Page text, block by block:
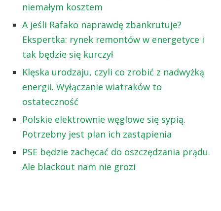
niemałym kosztem
A jeśli Rafako naprawdę zbankrutuje?
Ekspertka: rynek remontów w energetyce i
tak będzie się kurczył
Klęska urodzaju, czyli co zrobić z nadwyżką
energii. Wyłączanie wiatraków to
ostateczność
Polskie elektrownie węglowe się sypią.
Potrzebny jest plan ich zastąpienia
PSE będzie zachęcać do oszczędzania prądu.
Ale blackout nam nie grozi